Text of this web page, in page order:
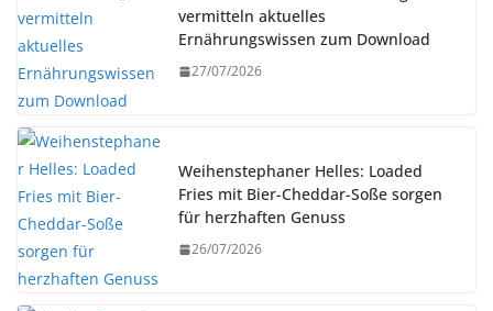
vermitteln aktuelles
Ernährungswissen zum Download
27/07/2026
Weihenstephaner Helles: Loaded
Fries mit Bier-Cheddar-Soße sorgen
für herzhaften Genuss
26/07/2026